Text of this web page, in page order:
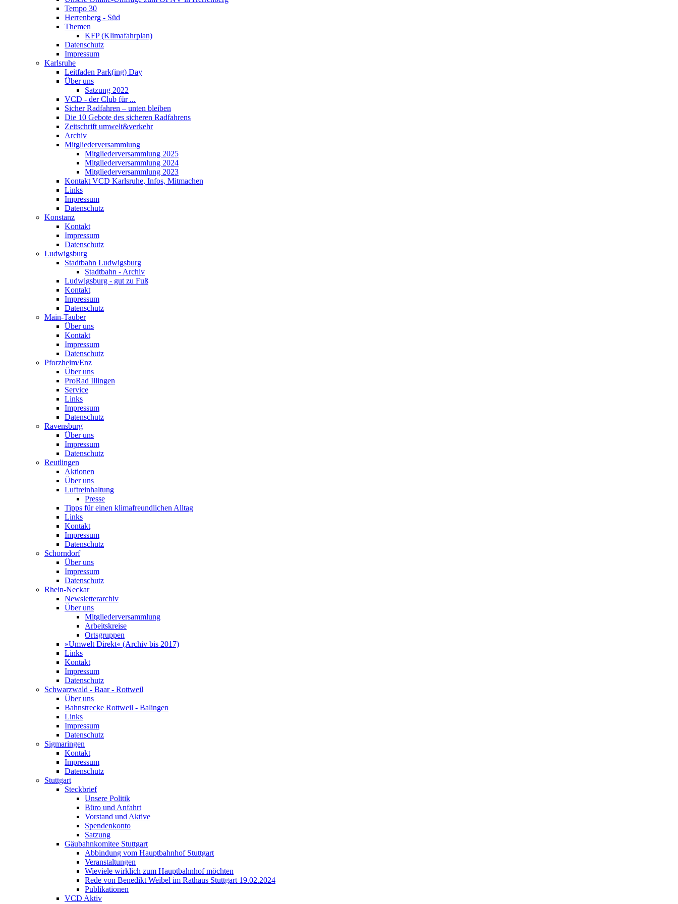
Tempo 30
Herrenberg - Süd
Themen
KFP (Klimafahrplan)
Datenschutz
Impressum
Karlsruhe
Leitfaden Park(ing) Day
Über uns
Satzung 2022
VCD - der Club für ...
Sicher Radfahren – unten bleiben
Die 10 Gebote des sicheren Radfahrens
Zeitschrift umwelt&verkehr
Archiv
Mitgliederversammlung
Mitgliederversammlung 2025
Mitgliederversammlung 2024
Mitgliederversammlung 2023
Kontakt VCD Karlsruhe, Infos, Mitmachen
Links
Impressum
Datenschutz
Konstanz
Kontakt
Impressum
Datenschutz
Ludwigsburg
Stadtbahn Ludwigsburg
Stadtbahn - Archiv
Ludwigsburg - gut zu Fuß
Kontakt
Impressum
Datenschutz
Main-Tauber
Über uns
Kontakt
Impressum
Datenschutz
Pforzheim/Enz
Über uns
ProRad Illingen
Service
Links
Impressum
Datenschutz
Ravensburg
Über uns
Impressum
Datenschutz
Reutlingen
Aktionen
Über uns
Luftreinhaltung
Presse
Tipps für einen klimafreundlichen Alltag
Links
Kontakt
Impressum
Datenschutz
Schorndorf
Über uns
Impressum
Datenschutz
Rhein-Neckar
Newsletterarchiv
Über uns
Mitgliederversammlung
Arbeitskreise
Ortsgruppen
»Umwelt Direkt« (Archiv bis 2017)
Links
Kontakt
Impressum
Datenschutz
Schwarzwald - Baar - Rottweil
Über uns
Bahnstrecke Rottweil - Balingen
Links
Impressum
Datenschutz
Sigmaringen
Kontakt
Impressum
Datenschutz
Stuttgart
Steckbrief
Unsere Politik
Büro und Anfahrt
Vorstand und Aktive
Spendenkonto
Satzung
Gäubahnkomitee Stuttgart
Abbindung vom Hauptbahnhof Stuttgart
Veranstaltungen
Wieviele wirklich zum Hauptbahnhof möchten
Rede von Benedikt Weibel im Rathaus Stuttgart 19.02.2024
Publikationen
VCD Aktiv